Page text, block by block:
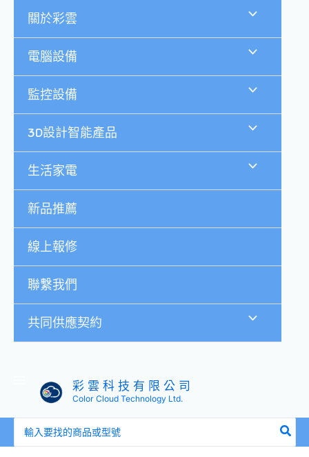
關於彩雲
電腦設備
監控設備
3D設計智能產品
生活家電
新品推薦
線上報修
聯繫我們
共同供應契約
彩 雲 科 技 有 限 公 司
Color Cloud Technology Ltd.
尋：